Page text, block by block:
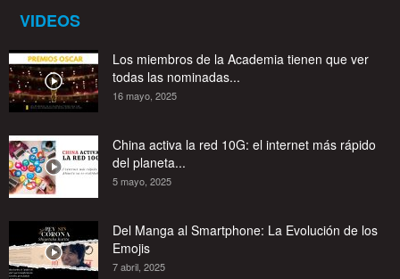
VIDEOS
Los miembros de la Academia tienen que ver
todas las nominadas...
16 mayo, 2025
China activa la red 10G: el internet más rápido
del planeta...
5 mayo, 2025
Del Manga al Smartphone: La Evolución de los
Emojis
7 abril, 2025